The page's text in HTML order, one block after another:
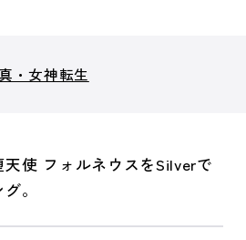
真・女神転生
使 フォルネウスをSilverで
。